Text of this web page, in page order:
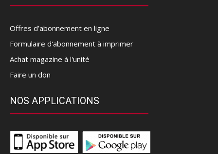
Offres d’abonnement en ligne
Formulaire d'abonnement à imprimer
Achat magazine à l'unité
Faire un don
NOS APPLICATIONS